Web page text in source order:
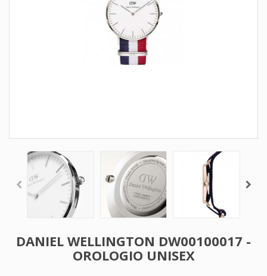
DANIEL WELLINGTON DW00100017 -
OROLOGIO UNISEX